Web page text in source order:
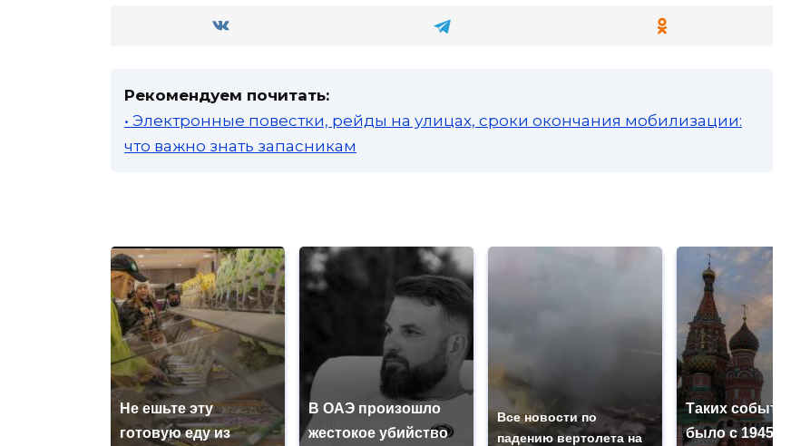
Рекомендуем почитать:
• Электронные повестки, рейды на улицах, сроки окончания мобилизации:
что важно знать запасникам
Не ешьте эту
готовую еду из
В ОАЭ произошло
жестокое убийство
Все новости по
падению вертолета на
Таких событий не
было с 1945: чего